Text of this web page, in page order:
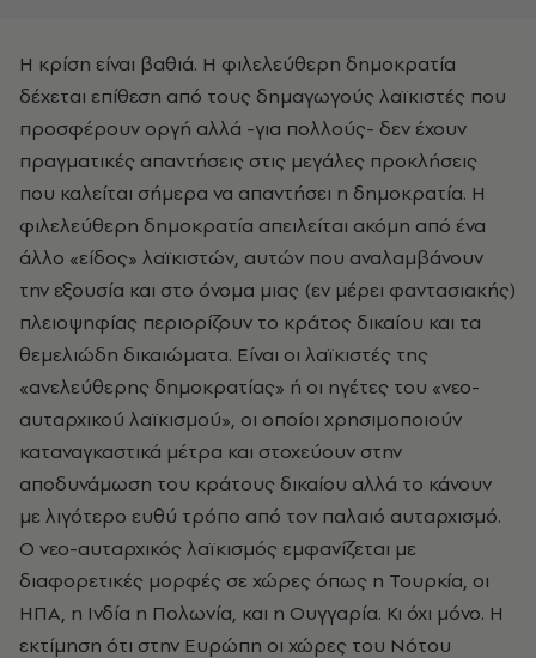
Η κρίση είναι βαθιά. Η φιλελεύθερη δημοκρατία
δέχεται επίθεση από τους δημαγωγούς λαϊκιστές που
προσφέρουν οργή αλλά -για πολλούς- δεν έχουν
πραγματικές απαντήσεις στις μεγάλες προκλήσεις
που καλείται σήμερα να απαντήσει η δημοκρατία. Η
φιλελεύθερη δημοκρατία απειλείται ακόμη από ένα
άλλο «είδος» λαϊκιστών, αυτών που αναλαμβάνουν
την εξουσία και στο όνομα μιας (εν μέρει φαντασιακής)
πλειοψηφίας περιορίζουν το κράτος δικαίου και τα
θεμελιώδη δικαιώματα. Είναι οι λαϊκιστές της
«ανελεύθερης δημοκρατίας» ή οι ηγέτες του «νεο-
αυταρχικού λαϊκισμού», οι οποίοι χρησιμοποιούν
καταναγκαστικά μέτρα και στοχεύουν στην
αποδυνάμωση του κράτους δικαίου αλλά το κάνουν
με λιγότερο ευθύ τρόπο από τον παλαιό αυταρχισμό.
Ο νεο-αυταρχικός λαϊκισμός εμφανίζεται με
διαφορετικές μορφές σε χώρες όπως η Τουρκία, οι
ΗΠΑ, η Ινδία η Πολωνία, και η Ουγγαρία. Κι όχι μόνο. Η
εκτίμηση ότι στην Ευρώπη οι χώρες του Νότου